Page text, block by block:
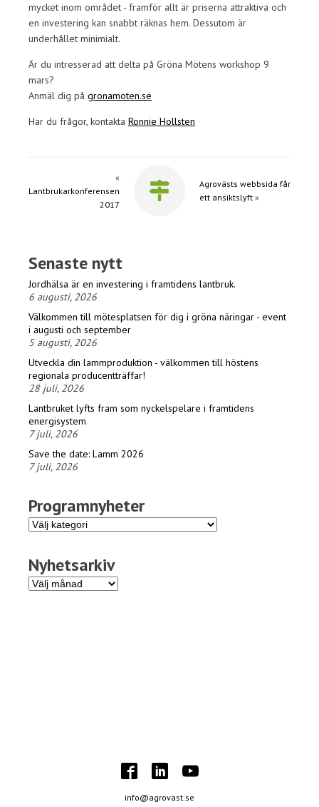
mycket inom området - framför allt är priserna attraktiva och
en investering kan snabbt räknas hem. Dessutom är
underhållet minimialt.
Är du intresserad att delta på Gröna Mötens workshop 9
mars?
Anmäl dig på gronamoten.se
Har du frågor, kontakta Ronnie Hollsten
«
Lantbrukarkonferensen
2017
Agrovästs webbsida får
ett ansiktslyft »
Senaste nytt
Jordhälsa är en investering i framtidens lantbruk.
6 augusti, 2026
Välkommen till mötesplatsen för dig i gröna näringar - event
i augusti och september
5 augusti, 2026
Utveckla din lammproduktion - välkommen till höstens
regionala producentträffar!
28 juli, 2026
Lantbruket lyfts fram som nyckelspelare i framtidens
energisystem
7 juli, 2026
Save the date: Lamm 2026
7 juli, 2026
Programnyheter
Programnyheter
Nyhetsarkiv
Nyhetsarkiv
info@agrovast.se